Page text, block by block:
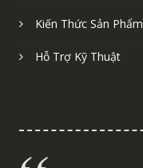
Kiến Thức Sản Phẩm
Hỗ Trợ Kỹ Thuật